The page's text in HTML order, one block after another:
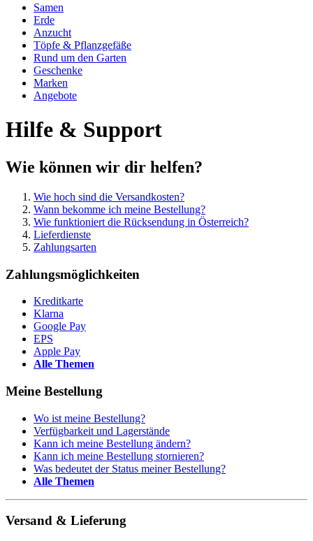
Samen
Erde
Anzucht
Töpfe & Pflanzgefäße
Rund um den Garten
Geschenke
Marken
Angebote
Hilfe & Support
Wie können wir dir helfen?
Wie hoch sind die Versandkosten?
Wann bekomme ich meine Bestellung?
Wie funktioniert die Rücksendung in Österreich?
Lieferdienste
Zahlungsarten
Zahlungsmöglichkeiten
Kreditkarte
Klarna
Google Pay
EPS
Apple Pay
Alle Themen
Meine Bestellung
Wo ist meine Bestellung?
Verfügbarkeit und Lagerstände
Kann ich meine Bestellung ändern?
Kann ich meine Bestellung stornieren?
Was bedeutet der Status meiner Bestellung?
Alle Themen
Versand & Lieferung